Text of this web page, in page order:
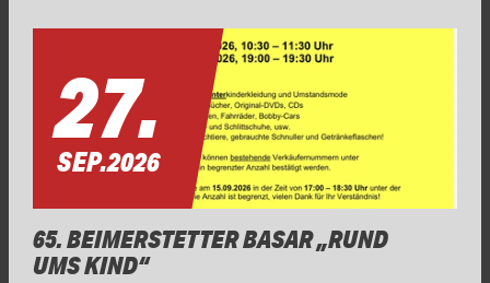
27.
SEP.2026
65. BEIMERSTETTER BASAR „RUND
UMS KIND“